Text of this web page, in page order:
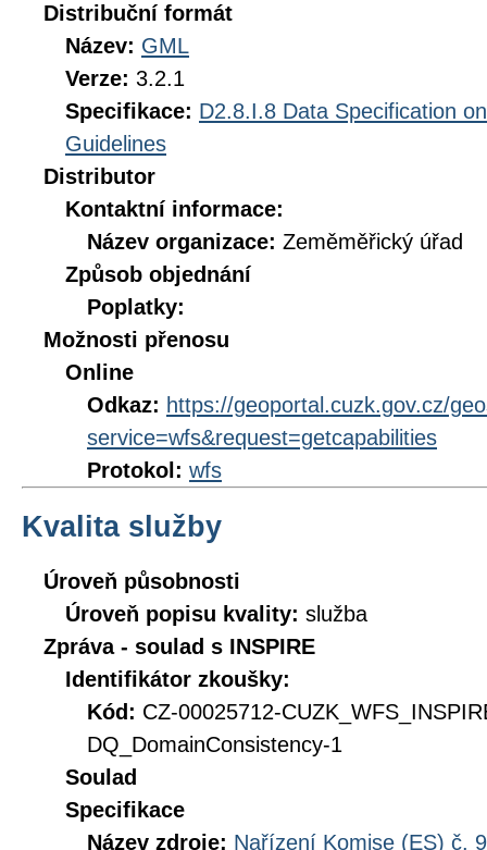
Distribuční formát
Název: GML
Verze: 3.2.1
Specifikace: D2.8.I.8 Data Specification
Guidelines
Distributor
Kontaktní informace:
Název organizace: Zeměměřický úřad
Způsob objednání
Poplatky:
Možnosti přenosu
Online
Odkaz: https://geoportal.cuzk.gov.cz/
service=wfs&request=getcapabilities
Protokol: wfs
Kvalita služby
Úroveň působnosti
Úroveň popisu kvality: služba
Zpráva - soulad s INSPIRE
Identifikátor zkoušky:
Kód: CZ-00025712-
DQ_DomainConsistency-1
Soulad
Specifikace
Název zdroje: Nařízení Komise (ES) č.